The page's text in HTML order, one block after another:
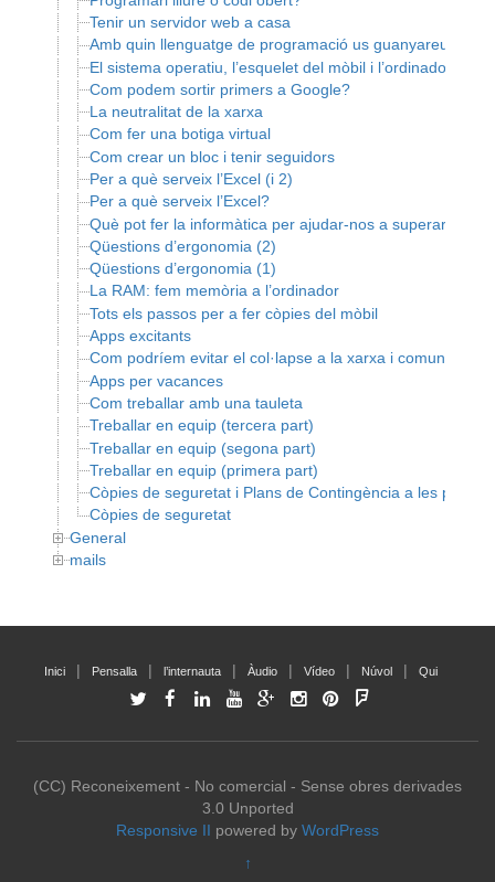
Tenir un servidor web a casa
Amb quin llenguatge de programació us guanyareu més
El sistema operatiu, l’esquelet del mòbil i l’ordinador
Com podem sortir primers a Google?
La neutralitat de la xarxa
Com fer una botiga virtual
Com crear un bloc i tenir seguidors
Per a què serveix l’Excel (i 2)
Per a què serveix l’Excel?
Què pot fer la informàtica per ajudar-nos a superar les
Qüestions d’ergonomia (2)
Qüestions d’ergonomia (1)
La RAM: fem memòria a l’ordinador
Tots els passos per a fer còpies del mòbil
Apps excitants
Com podríem evitar el col·lapse a la xarxa i comunicar-
Apps per vacances
Com treballar amb una tauleta
Treballar en equip (tercera part)
Treballar en equip (segona part)
Treballar en equip (primera part)
Còpies de seguretat i Plans de Contingència a les pimes
Còpies de seguretat
General
mails
Inici Pensalla l’internauta Àudio Vídeo Núvol Qui
(CC) Reconeixement - No comercial - Sense obres derivades
3.0 Unported
Responsive II powered by WordPress
↑